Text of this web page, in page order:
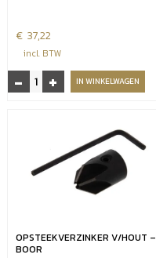
€ 37,22
incl. BTW
-
Hardhout
extra
+ IN WINKELWAGEN
OPSTEEKVERZINKER V/HOUT –
BOOR